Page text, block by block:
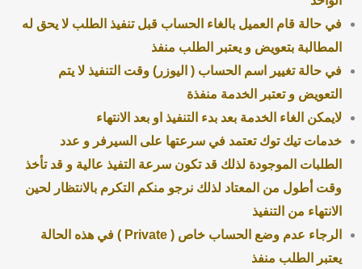
في حالة قام العميل بالغاء الحساب قبل تنفيذ الطلب لا يحق له
المطالبة بتعويض و يعتبر الطلب منفذ
في حالة تغيير اسم الحساب ( اليوزر) وقت التنفيذ لا يتم
التعويض و تعتبر الخدمة منفذة
لايمكن الغاء الخدمة بعد بدء التنفيذ او بعد الانتهاء
خدمات تيك توك تعتمد في سرعتها على السيرفر و عدد
الطلبات الموجودة لذلك قد تكون سرعة التفيذ عالية و قد تأخذ
وقت أطول من المعتاد لذلك نرجو منكم التكرم بالانتظار لحين
الانتهاء من التنفيذ
الرجاء عدم وضع الحساب خاص ( Private ) في هذه الحالة
يعتبر الطلب منفذ